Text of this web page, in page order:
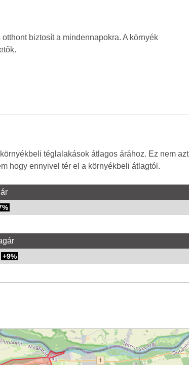
biztosít a mindennapokra. A környék
téglalakások átlagos árához. Ez nem azt
hogy ennyivel tér el a környékbeli átlagtól.
9%